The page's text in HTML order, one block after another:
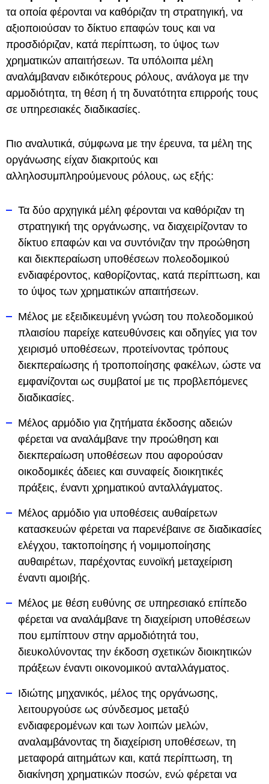
τα οποία φέρονται να καθόριζαν τη στρατηγική, να
αξιοποιούσαν το δίκτυο επαφών τους και να
προσδιόριζαν, κατά περίπτωση, το ύψος των
χρηματικών απαιτήσεων. Τα υπόλοιπα μέλη
αναλάμβαναν ειδικότερους ρόλους, ανάλογα με την
αρμοδιότητα, τη θέση ή τη δυνατότητα επιρροής τους
σε υπηρεσιακές διαδικασίες.
Πιο αναλυτικά, σύμφωνα με την έρευνα, τα μέλη της
οργάνωσης είχαν διακριτούς και
αλληλοσυμπληρούμενους ρόλους, ως εξής:
Τα δύο αρχηγικά μέλη φέρονται να καθόριζαν τη
στρατηγική της οργάνωσης, να διαχειρίζονταν το
δίκτυο επαφών και να συντόνιζαν την προώθηση
και διεκπεραίωση υποθέσεων πολεοδομικού
ενδιαφέροντος, καθορίζοντας, κατά περίπτωση, και
το ύψος των χρηματικών απαιτήσεων.
Μέλος με εξειδικευμένη γνώση του πολεοδομικού
πλαισίου παρείχε κατευθύνσεις και οδηγίες για τον
χειρισμό υποθέσεων, προτείνοντας τρόπους
διεκπεραίωσης ή τροποποίησης φακέλων, ώστε να
εμφανίζονται ως συμβατοί με τις προβλεπόμενες
διαδικασίες.
Μέλος αρμόδιο για ζητήματα έκδοσης αδειών
φέρεται να αναλάμβανε την προώθηση και
διεκπεραίωση υποθέσεων που αφορούσαν
οικοδομικές άδειες και συναφείς διοικητικές
πράξεις, έναντι χρηματικού ανταλλάγματος.
Μέλος αρμόδιο για υποθέσεις αυθαίρετων
κατασκευών φέρεται να παρενέβαινε σε διαδικασίες
ελέγχου, τακτοποίησης ή νομιμοποίησης
αυθαιρέτων, παρέχοντας ευνοϊκή μεταχείριση
έναντι αμοιβής.
Μέλος με θέση ευθύνης σε υπηρεσιακό επίπεδο
φέρεται να αναλάμβανε τη διαχείριση υποθέσεων
που εμπίπτουν στην αρμοδιότητά του,
διευκολύνοντας την έκδοση σχετικών διοικητικών
πράξεων έναντι οικονομικού ανταλλάγματος.
Ιδιώτης μηχανικός, μέλος της οργάνωσης,
λειτουργούσε ως σύνδεσμος μεταξύ
ενδιαφερομένων και των λοιπών μελών,
αναλαμβάνοντας τη διαχείριση υποθέσεων, τη
μεταφορά αιτημάτων και, κατά περίπτωση, τη
διακίνηση χρηματικών ποσών, ενώ φέρεται να